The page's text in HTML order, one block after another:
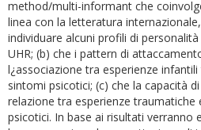
method/multi-informant che
linea con la letteratura
individuare alcuni profili di
UHR; (b) che i pattern di
l¿associazione tra esperienze
sintomi psicotici; (c) che la capacità
relazione tra esperienze traumatiche
psicotici. In base ai risultati verranno